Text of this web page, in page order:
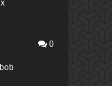
0